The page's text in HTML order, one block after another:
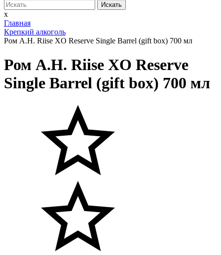
Искать
x
Главная
Крепкий алкоголь
Ром A.H. Riise XO Reserve Single Barrel (gift box) 700 мл
Ром A.H. Riise XO Reserve
Single Barrel (gift box) 700 мл